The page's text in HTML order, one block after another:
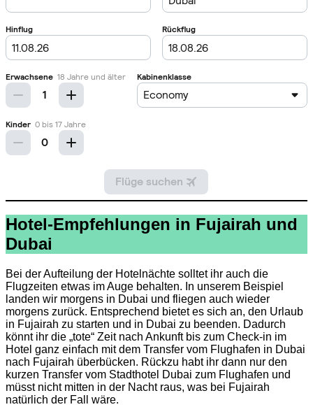
Hotel-Empfehlungen in Fujairah und
Dubai
Bei der Aufteilung der Hotelnächte solltet ihr auch die
Flugzeiten etwas im Auge behalten. In unserem Beispiel
landen wir morgens in Dubai und fliegen auch wieder
morgens zurück. Entsprechend bietet es sich an, den Urlaub
in Fujairah zu starten und in Dubai zu beenden. Dadurch
könnt ihr die „tote“ Zeit nach Ankunft bis zum Check-in im
Hotel ganz einfach mit dem Transfer vom Flughafen in Dubai
nach Fujairah überbücken. Rückzu habt ihr dann nur den
kurzen Transfer vom Stadthotel Dubai zum Flughafen und
müsst nicht mitten in der Nacht raus, was bei Fujairah
natürlich der Fall wäre.